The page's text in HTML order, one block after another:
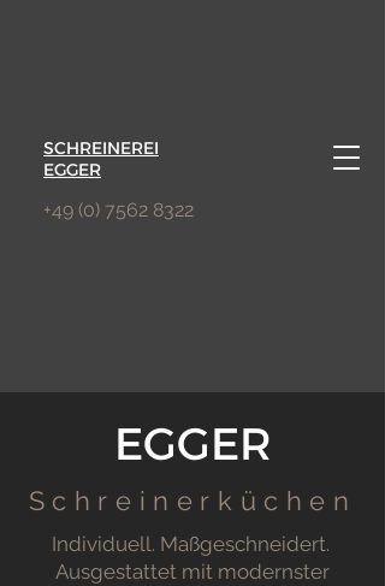
SCHREINEREI
EGGER
+49 (0) 7562 8322
EGGER
Schreinerküchen
Individuell. Maßgeschneidert.
Ausgestattet mit modernster